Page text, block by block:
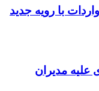
با رویه جدید
علیه مدیران